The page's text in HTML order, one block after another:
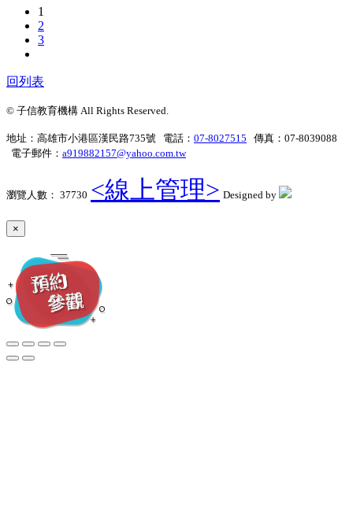
1
2
3
回列表
© 子信教育機構 All Rights Reserved.
地址：高雄市小港區漢民路735號 電話： 07-8027515 傳真：07-8039088
電子郵件： a919882157@yahoo.com.tw
瀏覽人數： 37730 <線上管理> Designed by
×